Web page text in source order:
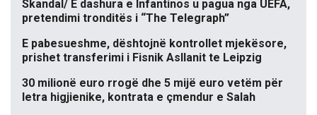
Skandal/ E dashura e Infantinos u pagua nga UEFA,
pretendimi tronditës i “The Telegraph”
E pabesueshme, dështojnë kontrollet mjekësore,
prishet transferimi i Fisnik Asllanit te Leipzig
30 milionë euro rrogë dhe 5 mijë euro vetëm për
letra higjienike, kontrata e çmendur e Salah